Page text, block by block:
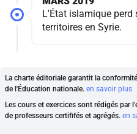
L'État islamique perd
territoires en Syrie.
La charte éditoriale garantit la
de l'Éducation nationale. en savoir plus
Les cours et exercices sont rédigés par
de professeurs certififés et agrégés. en